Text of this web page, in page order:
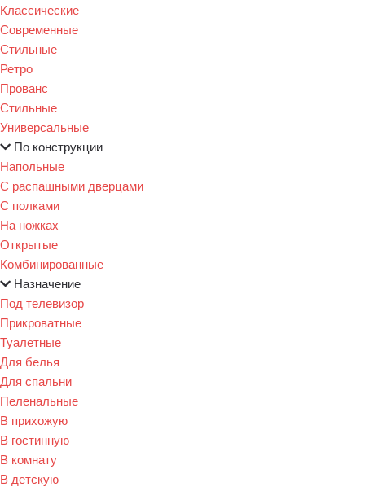
Классические
Современные
Стильные
Ретро
Прованс
Стильные
Универсальные
По конструкции
Напольные
С распашными дверцами
С полками
На ножках
Открытые
Комбинированные
Назначение
Под телевизор
Прикроватные
Туалетные
Для белья
Для спальни
Пеленальные
В прихожую
В гостинную
В комнату
В детскую